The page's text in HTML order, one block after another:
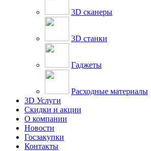
3D сканеры
3D станки
Гаджеты
Расходные материалы
3D Услуги
Скидки и акции
О компании
Новости
Госзакупки
Контакты